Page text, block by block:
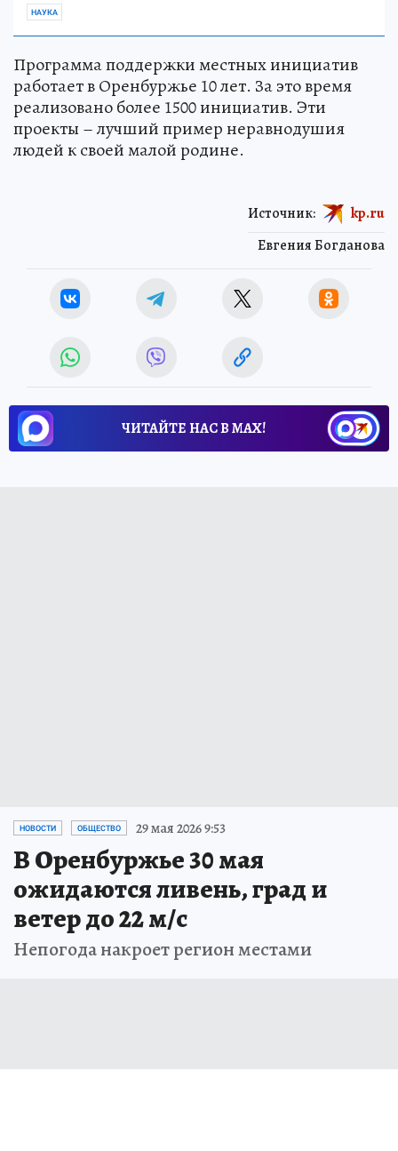
НАУКА
Программа поддержки местных инициатив
работает в Оренбуржье 10 лет. За это время
реализовано более 1500 инициатив. Эти
проекты – лучший пример неравнодушия
людей к своей малой родине.
Евгения Богданова
Источник: kp.ru
ЧИТАЙТЕ НАС В МАХ!
НОВОСТИ ОБЩЕСТВО 29 мая 2026 9:53
В Оренбуржье 30 мая
ожидаются ливень, град и
ветер до 22 м/с
Непогода накроет регион местами